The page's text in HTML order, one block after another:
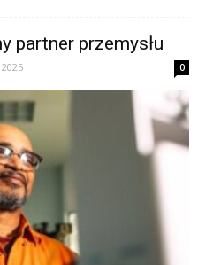
partner przemysłu
0